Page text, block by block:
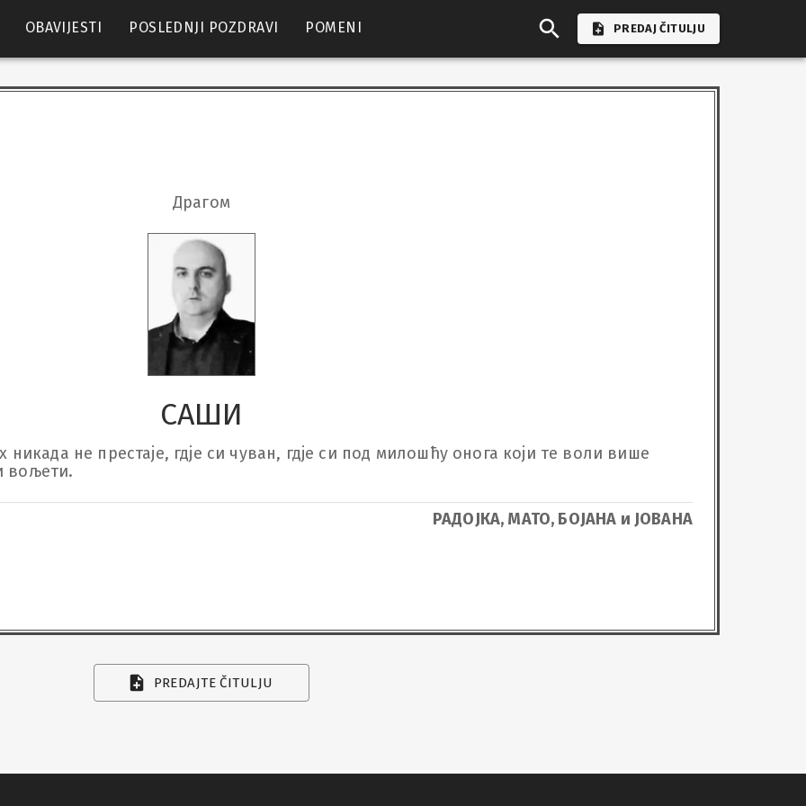
OBAVIJESTI POSLEDNJI POZDRAVI POMENI PREDAJ ČITULJU
Драгом
САШИ
никада не престаје, гдје си чуван, гдје си под милошћу онога који те воли више
вољети.
РАДОЈКА, МАТО, БОЈАНА и ЈОВАНА
PREDAJTE ČITULJU